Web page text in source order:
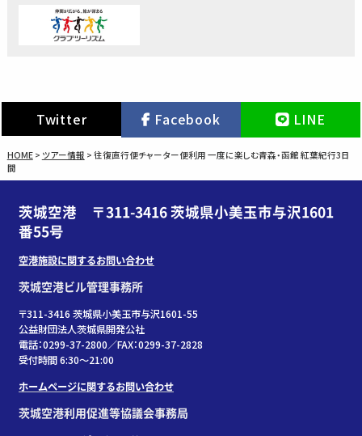
Twitter Facebook LINE
HOME> ツアー情報 > 往復直行便チャーター便利用 一度に楽しむ青森・函館 紅葉紀行3日
間
茨城空港 〒311-3416 茨城県小美玉市与沢1601
番55号
空港施設に関するお問い合わせ
茨城空港ビル管理事務所
〒311-3416 茨城県小美玉市与沢1601-55
公益財団法人茨城県開発公社
電話：0299-37-2800／FAX：0299-37-2828
受付時間 6:30〜21:00
ホームページに関するお問い合わせ
茨城空港利用促進等協議会事務局